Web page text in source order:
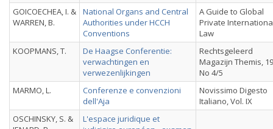
GOICOECHEA, I. &
WARREN, B.
National Organs and Central
Authorities under HCCH
Conventions
A Guide to Global
Private
Law
KOOPMANS, T.
De Haagse Conferentie:
verwachtingen en
verwezenlijkingen
Rechtsgeleerd
Magazijn Themis,
No 4/5
MARMO, L.
Conferenze e convenzioni
dell'Aja
Novissimo Digesto
Italiano, Vol. IX
OSCHINSKY, S. &
L'espace juridique et